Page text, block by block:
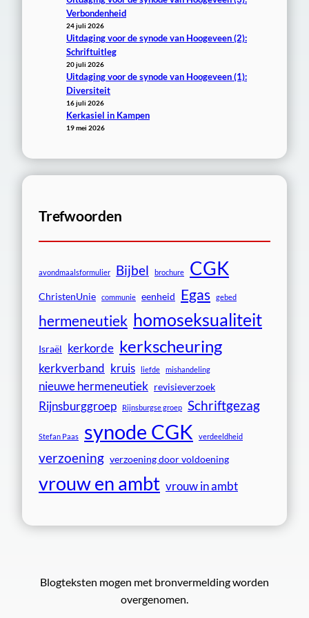
Verbondenheid
24 juli 2026
Uitdaging voor de synode van Hoogeveen (2):
Schriftuitleg
20 juli 2026
Uitdaging voor de synode van Hoogeveen (1):
Diversiteit
16 juli 2026
Kerkasiel in Kampen
19 mei 2026
Trefwoorden
avondmaalsformulier Bijbel brochure CGK
ChristenUnie communie eenheid Egas gebed
hermeneutiek homoseksualiteit
Israël kerkorde kerkscheuring
kerkverband kruis liefde mishandeling
nieuwe hermeneutiek revisieverzoek
Rijnsburggroep Rijnsburgse groep Schriftgezag
Stefan Paas synode CGK verdeeldheid
verzoening verzoening door voldoening
vrouw en ambt vrouw in ambt
Blogteksten mogen met bronvermelding worden
overgenomen.